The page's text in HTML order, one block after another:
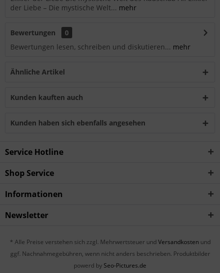
der Liebe – Die mystische Welt... mehr
Bewertungen
0
Bewertungen lesen, schreiben und diskutieren... mehr
Ähnliche Artikel
Kunden kauften auch
Kunden haben sich ebenfalls angesehen
Service Hotline
Shop Service
Informationen
Newsletter
* Alle Preise verstehen sich zzgl. Mehrwertsteuer und Versandkostenund
ggf. Nachnahmegebühren, wenn nicht anders beschrieben. Produktbilder
powerd by Seo-Pictures.de